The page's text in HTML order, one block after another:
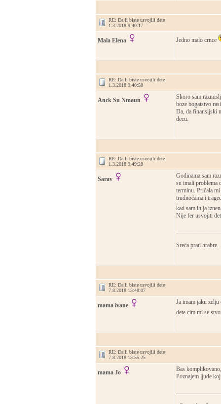
RE: Da li biste usvojili dete
1.3.2018 9:40:17
Mala Elena Jedno malo crnce
RE: Da li biste usvojili dete
1.3.2018 9:40:58
Anck Su Nmaun
Skoro sam
boze bogatstvo
Da, da finansijski
decu.
RE: Da li biste usvojili dete
1.3.2018 9:49:28
Sarav
Godinama sam
su imali problema
terminu. Pričala mi
trudnoćama i
kad sam ih ja
Nije fer usvojiti
Sreća prati hrabre.
RE: Da li biste usvojili dete
7.8.2018 13:48:07
mama ivane
Ja imam jaku
dete cim mi se
RE: Da li biste usvojili dete
7.8.2018 13:55:25
mama Jo
Bas
Poznajem ljude